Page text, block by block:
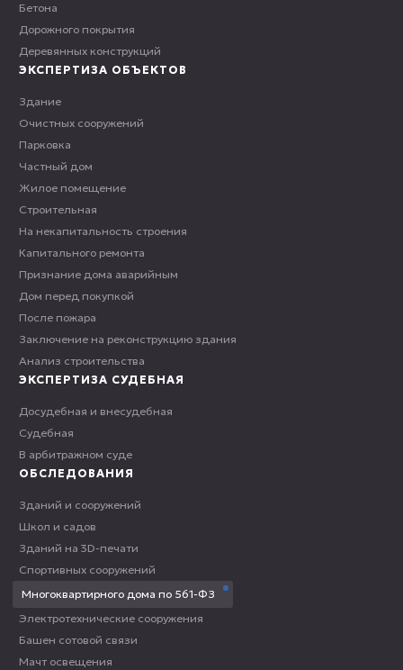
Бетона
Дорожного покрытия
Деревянных конструкций
ЭКСПЕРТИЗА ОБЪЕКТОВ
Здание
Очистных сооружений
Парковка
Частный дом
Жилое помещение
Строительная
На некапитальность строения
Капитального ремонта
Признание дома аварийным
Дом перед покупкой
После пожара
Заключение на реконструкцию здания
Анализ строительства
ЭКСПЕРТИЗА СУДЕБНАЯ
Досудебная и внесудебная
Судебная
В арбитражном суде
ОБСЛЕДОВАНИЯ
Зданий и сооружений
Школ и садов
Зданий на 3D-печати
Спортивных сооружений
Многоквартирного дома по 561-ФЗ
Электротехнические сооружения
Башен сотовой связи
Мачт освещения